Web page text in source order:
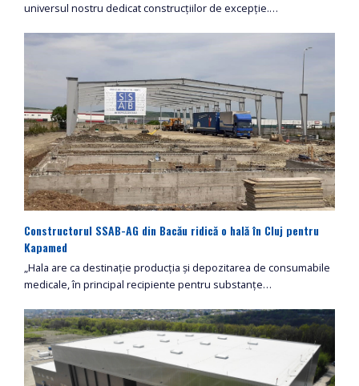
universul nostru dedicat construcțiilor de excepție.…
Constructorul SSAB-AG din Bacău ridică o hală în Cluj pentru
Kapamed
„Hala are ca destinație producția și depozitarea de consumabile
medicale, în principal recipiente pentru substanțe…